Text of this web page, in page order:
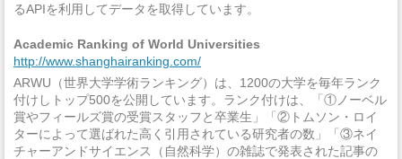
るAPIを利用してデータを取得しています。
Academic Ranking of World Universities
http://www.shanghairanking.com/
ARWU（世界大学学術ランキング）は、1200の大学を毎年ランク
付けしトップ500を公開しています。ランク付けは、「①ノーベル
賞やフィールズ賞の受賞スタッフと卒業生」「②トムソン・ロイ
ターによって選ばれた高く引用されている研究者の数」「③ネイ
チャーアンドサイエンス（自然科学）の雑誌で発表された記事の